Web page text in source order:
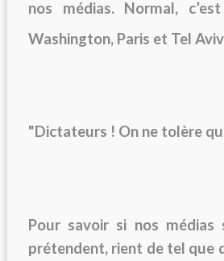
nos médias. Normal,
Washington, Paris et Tel
"Dictateurs ! On ne tolère
Pour savoir si nos
prétendent, rient de tel que